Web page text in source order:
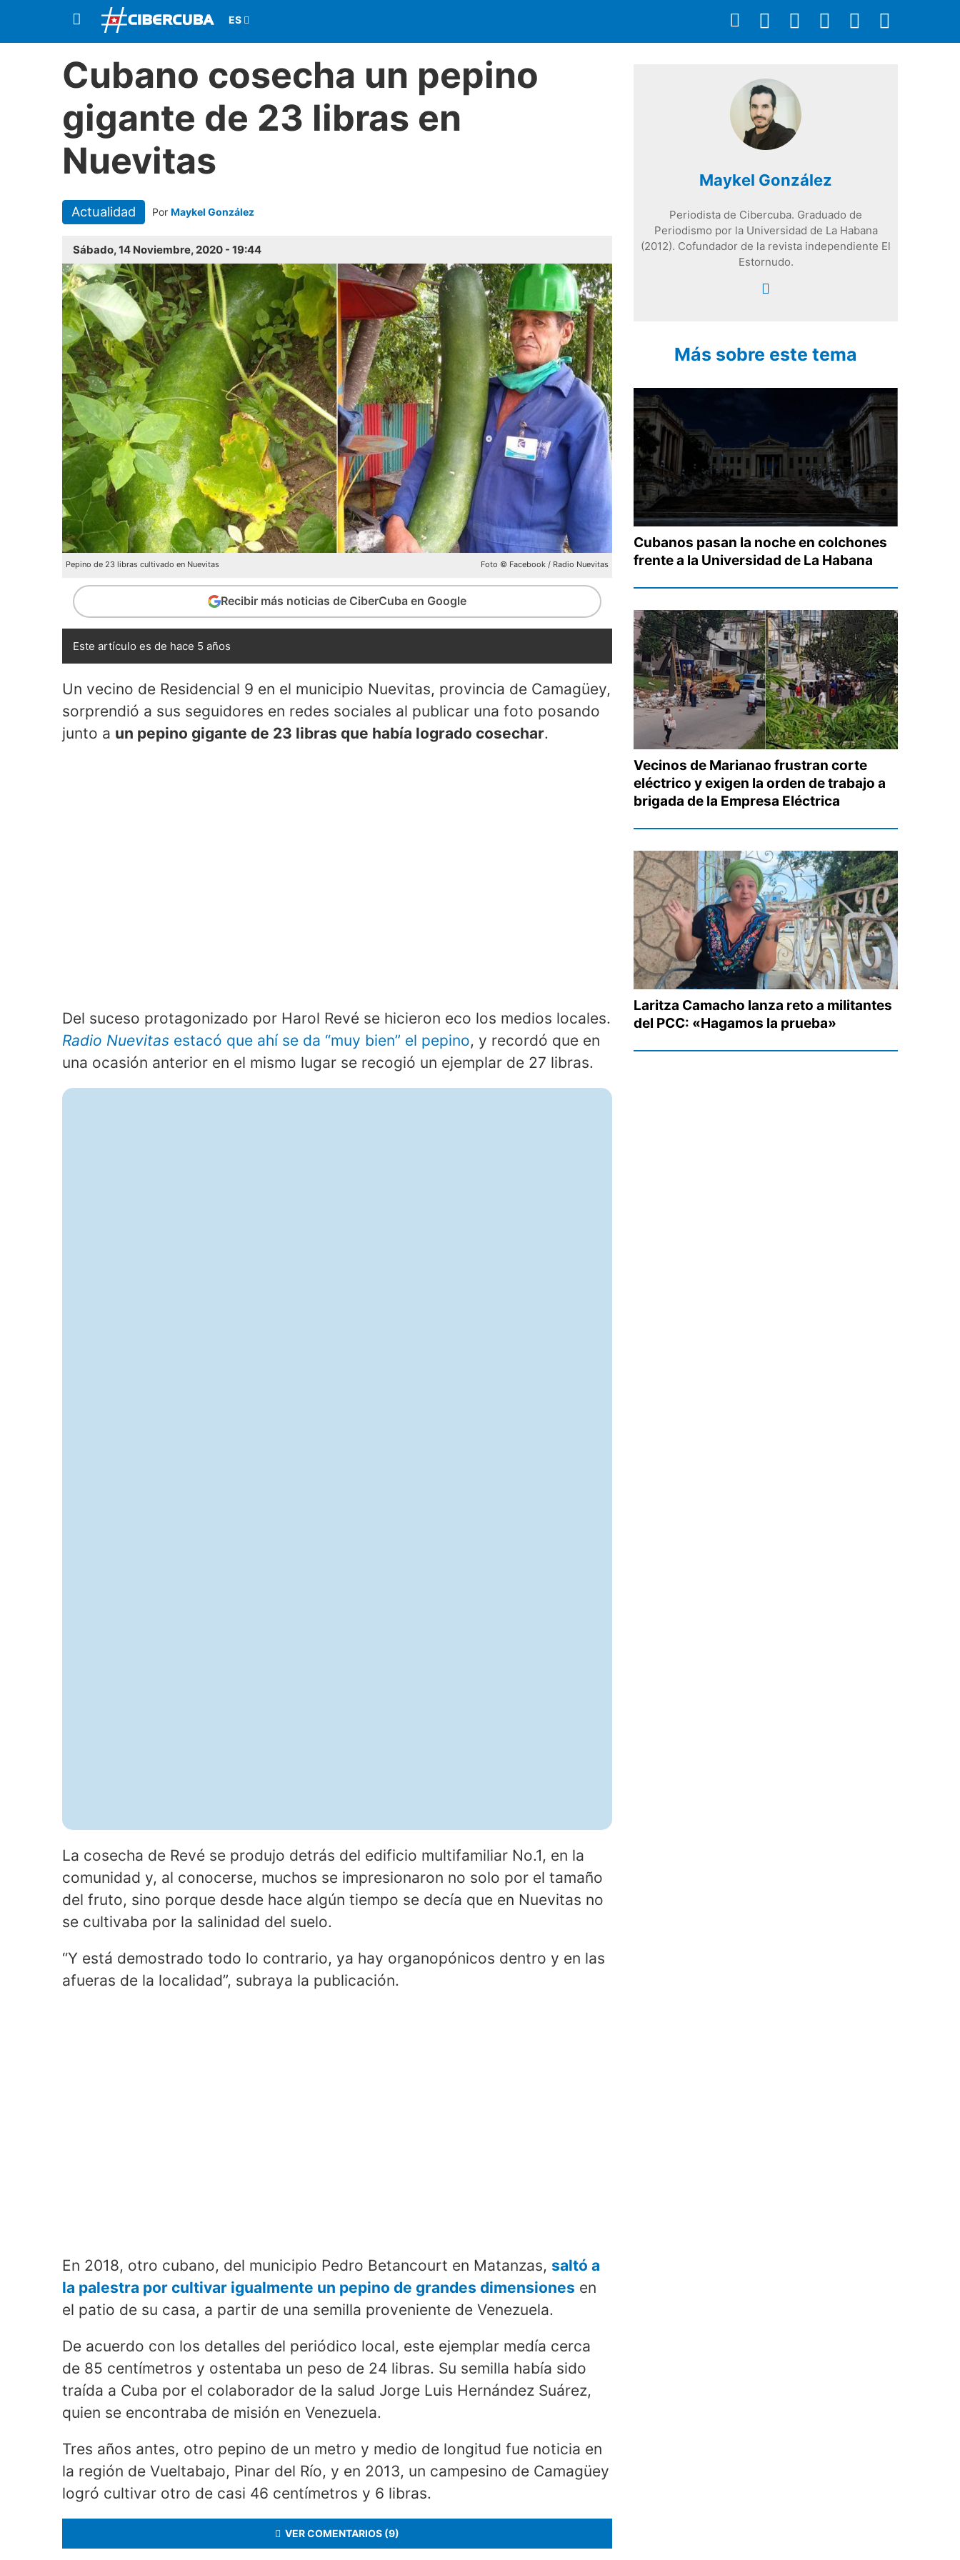
Cubano cosecha un pepino
gigante de 23 libras en
Nuevitas
Actualidad Por Maykel González
Sábado, 14 Noviembre, 2020 - 19:44
Pepino de 23 libras cultivado en Nuevitas Foto © Facebook / Radio Nuevitas
Recibir más noticias de CiberCuba en Google
Este artículo es de hace 5 años
Un vecino de Residencial 9 en el municipio Nuevitas, provincia de Camagüey,
sorprendió a sus seguidores en redes sociales al publicar una foto posando
junto a un pepino gigante de 23 libras que había logrado cosechar.
Del suceso protagonizado por Harol Revé se hicieron eco los medios locales.
Radio Nuevitas estacó que ahí se da “muy bien” el pepino, y recordó que en
una ocasión anterior en el mismo lugar se recogió un ejemplar de 27 libras.
La cosecha de Revé se produjo detrás del edificio multifamiliar No.1, en la
comunidad y, al conocerse, muchos se impresionaron no solo por el tamaño
del fruto, sino porque desde hace algún tiempo se decía que en Nuevitas no
se cultivaba por la salinidad del suelo.
“Y está demostrado todo lo contrario, ya hay organopónicos dentro y en las
afueras de la localidad”, subraya la publicación.
En 2018, otro cubano, del municipio Pedro Betancourt en Matanzas, saltó a
la palestra por cultivar igualmente un pepino de grandes dimensiones en
el patio de su casa, a partir de una semilla proveniente de Venezuela.
De acuerdo con los detalles del periódico local, este ejemplar medía cerca
de 85 centímetros y ostentaba un peso de 24 libras. Su semilla había sido
traída a Cuba por el colaborador de la salud Jorge Luis Hernández Suárez,
quien se encontraba de misión en Venezuela.
Tres años antes, otro pepino de un metro y medio de longitud fue noticia en
la región de Vueltabajo, Pinar del Río, y en 2013, un campesino de Camagüey
logró cultivar otro de casi 46 centímetros y 6 libras.
VER COMENTARIOS (9)
Maykel González
Periodista de Cibercuba. Graduado de
Periodismo por la Universidad de La Habana
(2012). Cofundador de la revista independiente El
Estornudo.
Más sobre este tema
Cubanos pasan la noche en colchones
frente a la Universidad de La Habana
Vecinos de Marianao frustran corte
eléctrico y exigen la orden de trabajo a
brigada de la Empresa Eléctrica
Laritza Camacho lanza reto a militantes
del PCC: «Hagamos la prueba»